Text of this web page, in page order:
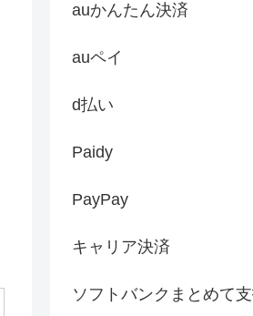
auかんたん決済
auペイ
d払い
Paidy
PayPay
キャリア決済
ソフトバンクまとめて